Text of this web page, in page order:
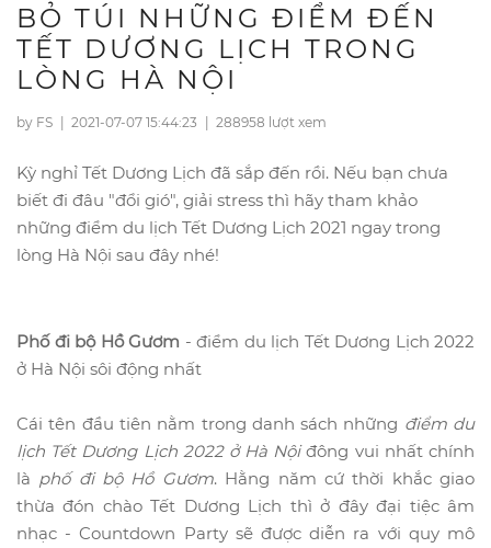
BỎ TÚI NHỮNG ĐIỂM ĐẾN
TẾT DƯƠNG LỊCH TRONG
LÒNG HÀ NỘI
by FS | 2021-07-07 15:44:23 | 288958 lượt xem
Kỳ nghỉ Tết Dương Lịch đã sắp đến rồi. Nếu bạn chưa
biết đi đâu "đổi gió", giải stress thì hãy tham khảo
những điểm du lịch Tết Dương Lịch 2021 ngay trong
lòng Hà Nội sau đây nhé!
Phố đi bộ Hồ Gươm - điểm du lịch Tết Dương Lịch 2022
ở Hà Nội sôi động nhất
Cái tên đầu tiên nằm trong danh sách những điểm du
lịch Tết Dương Lịch 2022 ở Hà Nộiđông vui nhất chính
là phố đi bộ Hồ Gươm. Hằng năm cứ thời khắc giao
thừa đón chào Tết Dương Lịch thì ở đây đại tiệc âm
nhạc - Countdown Party sẽ được diễn ra với quy mô